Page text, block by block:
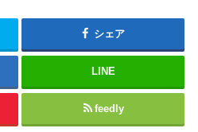
シェア
LINE
feedly